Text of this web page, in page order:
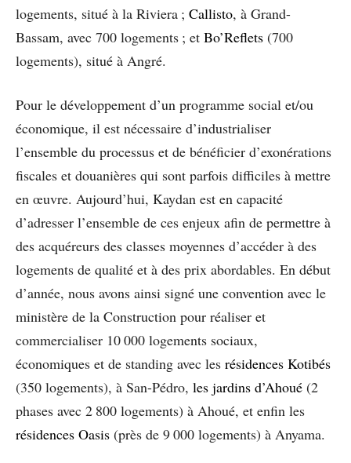
logements, situé à la Riviera ; Callisto, à Grand-
Bassam, avec 700 logements ; et Bo’Reflets (700
logements), situé à Angré.
Pour le développement d’un programme social et/ou
économique, il est nécessaire d’industrialiser
l’ensemble du processus et de bénéficier d’exonérations
fiscales et douanières qui sont parfois difficiles à mettre
en œuvre. Aujourd’hui, Kaydan est en capacité
d’adresser l’ensemble de ces enjeux afin de permettre à
des acquéreurs des classes moyennes d’accéder à des
logements de qualité et à des prix abordables. En début
d’année, nous avons ainsi signé une convention avec le
ministère de la Construction pour réaliser et
commercialiser 10 000 logements sociaux,
économiques et de standing avec les résidences Kotibés
(350 logements), à San-Pédro, les jardins d’Ahoué (2
phases avec 2 800 logements) à Ahoué, et enfin les
résidences Oasis (près de 9 000 logements) à Anyama.